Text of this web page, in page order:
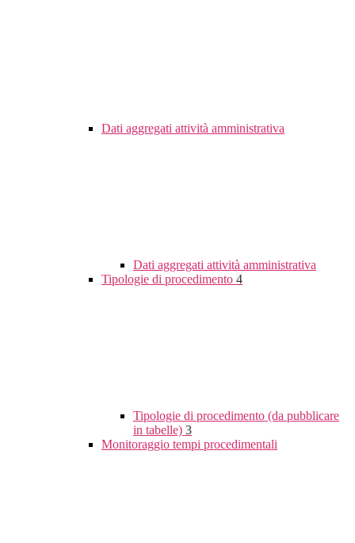
Dati aggregati attività amministrativa
Dati aggregati attività amministrativa
Tipologie di procedimento 4
Tipologie di procedimento (da pubblicare
in tabelle) 3
Monitoraggio tempi procedimentali